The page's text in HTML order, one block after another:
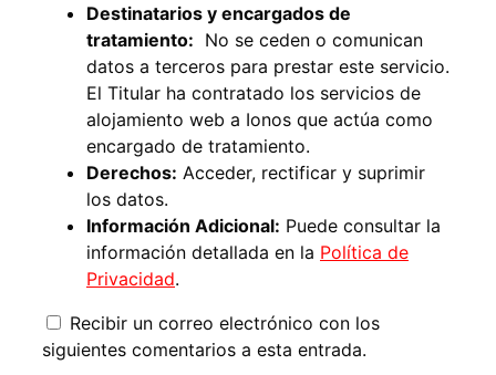
Destinatarios y encargados de
tratamiento: No se ceden o comunican
datos a terceros para prestar este servicio.
El Titular ha contratado los servicios de
alojamiento web a Ionos que actúa como
encargado de tratamiento.
Derechos: Acceder, rectificar y suprimir
los datos.
Información Adicional: Puede consultar la
información detallada en la Política de
Privacidad.
Recibir un correo electrónico con los
siguientes comentarios a esta entrada.